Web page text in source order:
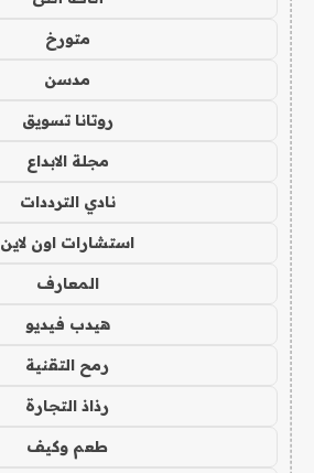
متورخ
مدسن
روتانا تسويق
مجلة الابداع
نادي الترددات
استشارات اون لاين
المعارف
هيدب فيديو
رمح التقنية
رذاذ التجارة
طعم وكيف